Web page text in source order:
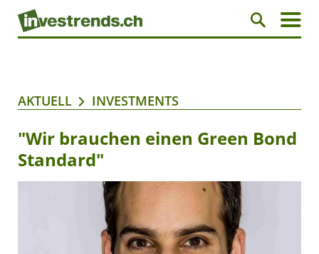
AKTUELL INVESTMENTS
"Wir brauchen einen Green Bond
Standard"